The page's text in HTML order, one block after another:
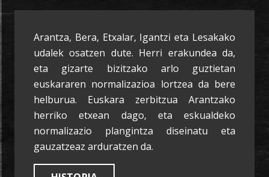
Arantza, Bera, Etxalar, Igantzi eta Lesakako
udalek osatzen dute. Herri erakundea da,
eta gizarte bizitzako arlo guztietan
euskararen normalizazioa lortzea da bere
helburua. Euskara zerbitzua Arantzako
herriko etxean dago, eta eskualdeko
normalizazio plangintza diseinatu eta
gauzatzeaz arduratzen da.